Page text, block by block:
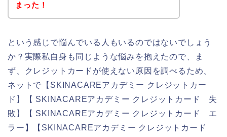
まった！
という感じで悩んでいる人もいるのではないでしょう
か？実際私自身も同じような悩みを抱えたので、ま
ず、クレジットカードが使えない原因を調べるため、
ネットで【SKINACAREアカデミー クレジットカー
ド】【 SKINACAREアカデミー クレジットカード 失
敗】【 SKINACAREアカデミー クレジットカード エ
ラー】【SKINACAREアカデミー クレジットカード